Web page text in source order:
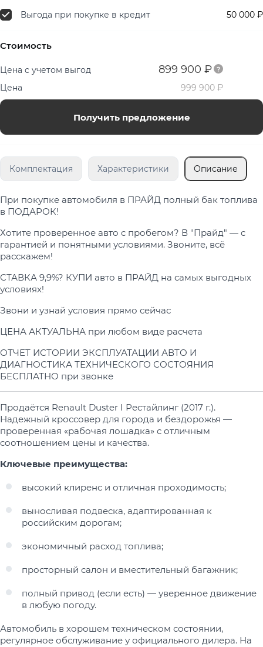
Выгода при покупке в кредит
50 000 ₽
Стоимость
Цена с учетом выгод 899 900 ₽
Цена 999 900 ₽
Получить предложение
Комплектация Характеристики Описание
При покупке автомобиля в ПРАЙД полный бак топлива
в ПОДАРОК!
Хотите проверенное авто с пробегом? В "Прайд" — с
гарантией и понятными условиями. Звоните, всё
расскажем!
СТАВКА 9,9%? КУПИ авто в ПРАЙД на самых выгодных
условиях!
Звони и узнай условия прямо сейчас
ЦЕНА АКТУАЛЬНА при любом виде расчета
ОТЧЕТ ИСТОРИИ ЭКСПЛУАТАЦИИ АВТО И
ДИАГНОСТИКА ТЕХНИЧЕСКОГО СОСТОЯНИЯ
БЕСПЛАТНО при звонке
Продаётся Renault Duster I Рестайлинг (2017 г.).
Надежный кроссовер для города и бездорожья —
проверенная «рабочая лошадка» с отличным
соотношением цены и качества.
Ключевые преимущества:
высокий клиренс и отличная проходимость;
выносливая подвеска, адаптированная к
российским дорогам;
экономичный расход топлива;
просторный салон и вместительный багажник;
полный привод (если есть) — уверенное движение
в любую погоду.
Автомобиль в хорошем техническом состоянии,
регулярное обслуживание у официального дилера. На